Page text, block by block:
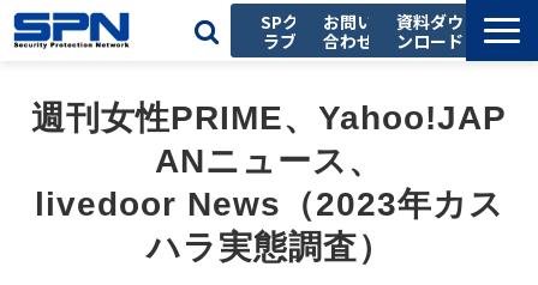
SPク
ラブ
お問い
合わせ
資料ダウ
ンロード
サービス一覧
導入事例
お役立ち記事
セミナー
週刊女性PRIME、Yahoo!JAP
ANニュース、
livedoor News（2023年カス
ハラ実態調査）